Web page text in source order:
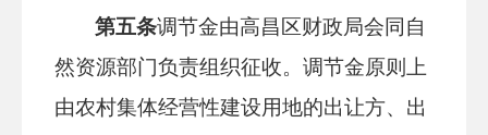
第五条调节金由高昌区财政局会同自
然资源部门负责组织征收。调节金原则上
由农村集体经营性建设用地的出让方、出